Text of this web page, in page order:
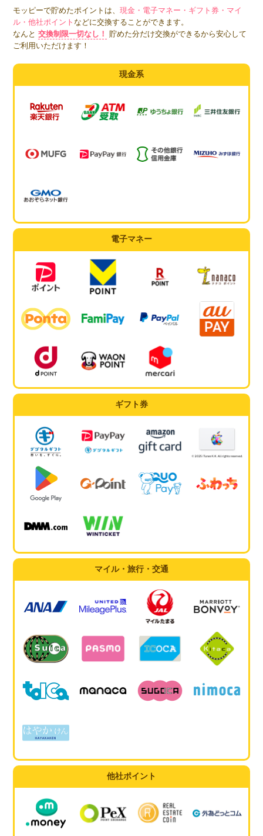
モッピーで貯めたポイントは、現金・電子マネー・ギフト券・マイ
ル・他社ポイントなどに交換することができます。
なんと 交換制限一切なし！
貯めた分だけ交換ができるから安心して
ご利用いただけます！
現金系
電子マネー
ギフト券
マイル・旅行・交通
他社ポイント